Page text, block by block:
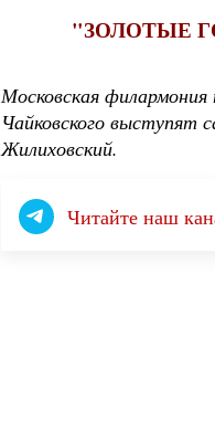
"ЗОЛОТЫЕ
Московская
Чайковского выступят
Жилиховский.
Читайте наш